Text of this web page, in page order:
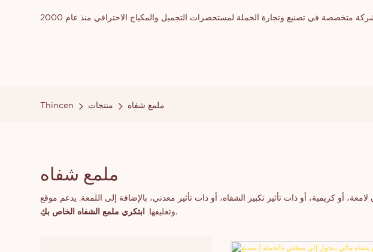
متخصصة في تصنيع وتجارة الجملة لمستحضرات التجميل والمكياج الاحترافي منذ عام 2000
Thincen منتجات ملمع شفاه
ملمع شفاه
وتغليفها.ابتكري ملمع الشفاه الخاص بكِ.